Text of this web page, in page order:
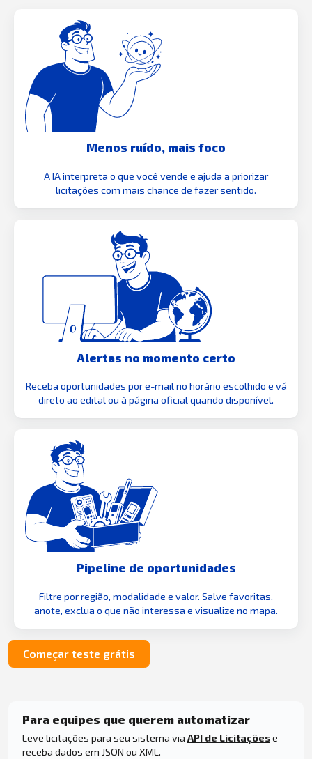
Menos ruído, mais foco
A IA interpreta o que você vende e ajuda a priorizar
licitações com mais chance de fazer sentido.
Alertas no momento certo
Receba oportunidades por e-mail no horário escolhido e vá
direto ao edital ou à página oficial quando disponível.
Pipeline de oportunidades
Filtre por região, modalidade e valor. Salve favoritas,
anote, exclua o que não interessa e visualize no mapa.
Começar teste grátis
Para equipes que querem automatizar
Leve licitações para seu sistema via API de Licitaçõese
receba dados em JSON ou XML.